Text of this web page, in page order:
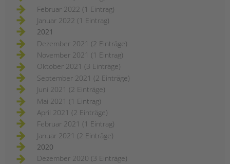
Februar 2022 (1 Eintrag)
Januar 2022 (1 Eintrag)
2021
Dezember 2021 (2 Einträge)
November 2021 (1 Eintrag)
Oktober 2021 (3 Einträge)
September 2021 (2 Einträge)
Juni 2021 (2 Einträge)
Mai 2021 (1 Eintrag)
April 2021 (2 Einträge)
Februar 2021 (1 Eintrag)
Januar 2021 (2 Einträge)
2020
Dezember 2020 (3 Einträge)